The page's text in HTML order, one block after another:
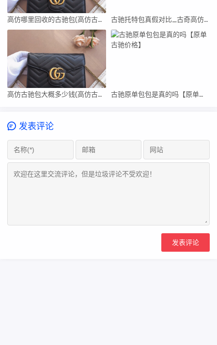
高仿哪里回收的古驰包(高仿古驰包包在哪里可以买的到) 古驰托特包真假对比_古奇高仿托特包
高仿古驰包大概多少钱(高仿古驰包大概多少钱一件) 古驰原单包包是真的吗【原单古驰价格】
发表评论